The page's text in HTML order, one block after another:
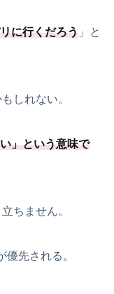
に行くだろう 」と
しれない。
」という意味で
ちません。
先される。